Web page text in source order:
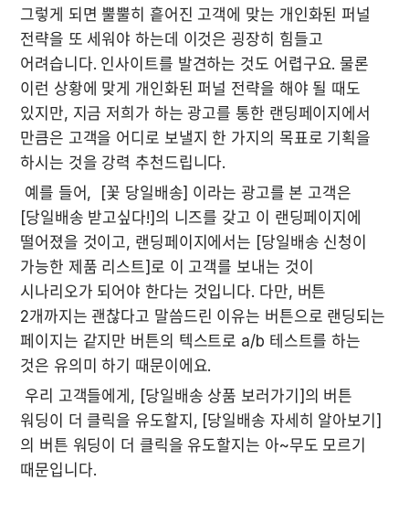
그렇게 되면 뿔뿔히 흩어진 고객에 맞는 개인화된 퍼널
전략을 또 세워야 하는데 이것은 굉장히 힘들고
어려습니다. 인사이트를 발견하는 것도 어렵구요. 물론
이런 상황에 맞게 개인화된 퍼널 전략을 해야 될 때도
있지만, 지금 저희가 하는 광고를 통한 랜딩페이지에서
만큼은 고객을 어디로 보낼지 한 가지의 목표로 기획을
하시는 것을 강력 추천드립니다.
[당일배송 받고싶다!]의 니즈를 갖고 이 랜딩페이지에
떨어졌을 것이고, 랜딩페이지에서는 [당일배송 신청이
가능한 제품 리스트]로 이 고객를 보내는 것이
시나리오가 되어야 한다는 것입니다. 다만, 버튼
2개까지는 괜찮다고 말씀드린 이유는 버튼으로 랜딩되는
페이지는 같지만 버튼의 텍스트로 a/b 테스트를 하는
것은 유의미 하기 때문이에요.
워딩이 더 클릭을 유도할지, [당일배송 자세히 알아보기]
의 버튼 워딩이 더 클릭을 유도할지는 아~무도 모르기
때문입니다.